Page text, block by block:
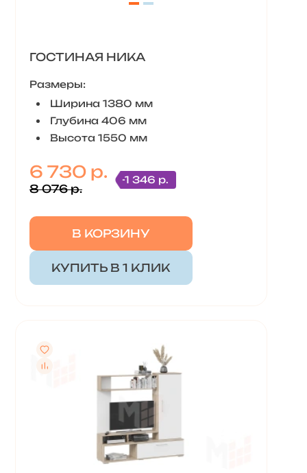
ГОСТИНАЯ НИКА
Размеры:
Ширина 1380 мм
Глубина 406 мм
Высота 1550 мм
6 730 р.
8 076 р.
-1 346 р.
В КОРЗИНУ
КУПИТЬ В 1 КЛИК